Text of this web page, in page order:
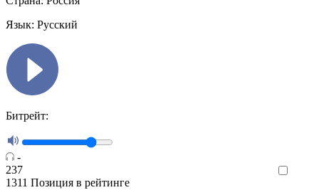
Язык: Русский
Битрейт:
-
237
1311 Позиция в рейтинге